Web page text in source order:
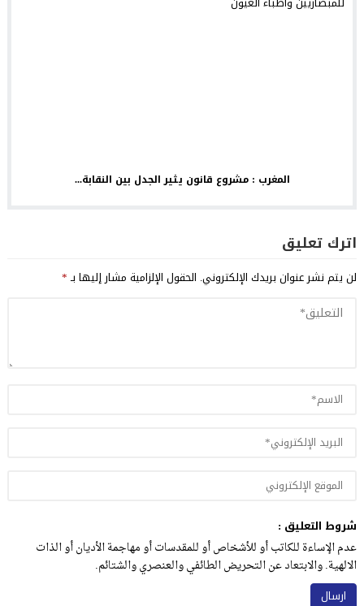
المغرب : مشروع قانون يثير الجدل بين النقابة...
اترك تعليق
لن يتم نشر عنوان بريدك الإلكتروني. الحقول الإلزامية مشار إليها بـ*
شروط التعليق :
عدم الإساءة للكاتب أو للأشخاص أو للمقدسات أو مهاجمة الأديان أو الذات
الالهية. والابتعاد عن التحريض الطائفي والعنصري والشتائم.